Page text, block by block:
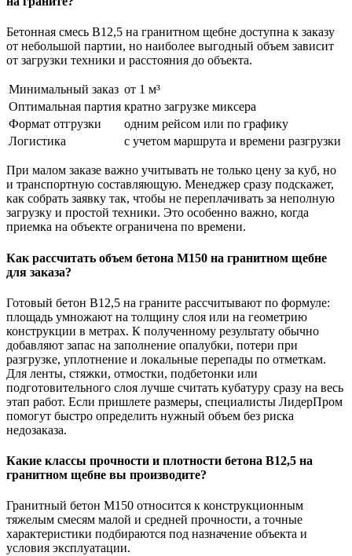
Бетонная смесь В12,5 на гранитном щебне доступна к заказу
от небольшой партии, но наиболее выгодный объем зависит
от загрузки техники и расстояния до объекта.
Минимальный заказ от 1 м³
Оптимальная партия кратно загрузке миксера
Формат отгрузки
одним рейсом или по графику
Логистика
с учетом маршрута и времени разгрузки
При малом заказе важно учитывать не только цену за куб, но
и транспортную составляющую. Менеджер сразу подскажет,
как собрать заявку так, чтобы не переплачивать за неполную
загрузку и простой техники. Это особенно важно, когда
приемка на объекте ограничена по времени.
Как рассчитать объем бетона М150 на гранитном щебне
для заказа?
Готовый бетон В12,5 на граните рассчитывают по формуле:
площадь умножают на толщину слоя или на геометрию
конструкции в метрах. К полученному результату обычно
добавляют запас на заполнение опалубки, потери при
разгрузке, уплотнение и локальные перепады по отметкам.
Для ленты, стяжки, отмостки, подбетонки или
подготовительного слоя лучше считать кубатуру сразу на весь
этап работ. Если пришлете размеры, специалисты ЛидерПром
помогут быстро определить нужный объем без риска
недозаказа.
Какие классы прочности и плотности бетона В12,5 на
гранитном щебне вы производите?
Гранитный бетон М150 относится к конструкционным
тяжелым смесям малой и средней прочности, а точные
характеристики подбираются под назначение объекта и
условия эксплуатации.